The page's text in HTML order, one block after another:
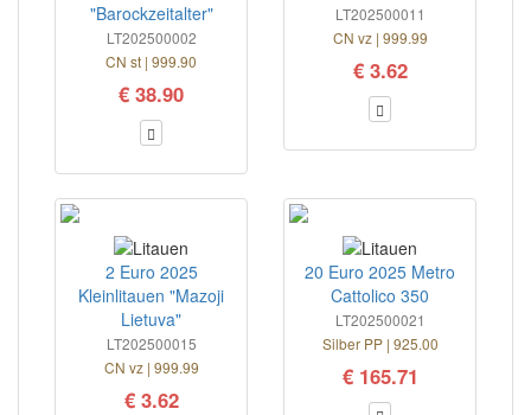
"Barockzeitalter"
LT202500002
CN st | 999.90
€ 38.90
LT202500011
CN vz | 999.99
€ 3.62
2 Euro 2025
Kleinlitauen "Mazoji
Lietuva"
LT202500015
CN vz | 999.99
€ 3.62
20 Euro 2025 Metro
Cattolico 350
LT202500021
Silber PP | 925.00
€ 165.71